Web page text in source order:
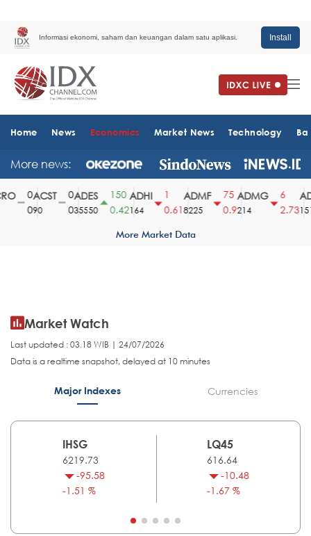
Informasi ekonomi, saham dan keuangan dalam satu aplikasi. Install
Home News Economics Market News Technology
More news:
ACST
90
ADES
35550
150
0.42
ADHI
164
0.61
ADMF
8225
75
0.9
ADMG
214
2.731510
More Market Data
Market Watch
Last updated : 03.18 WIB | 24/07/2026
Data is a realtime snapshot, delayed at 10 minutes
Major Indexes Currencies
IHSG
6219.73
-95.58
-1.51 %
LQ45
616.64
-10.48
-1.67 %